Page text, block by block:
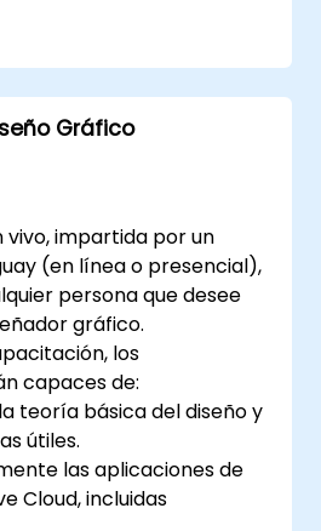
atractivos.
plantillas y paletas de
la coherencia y la
digital.
Gráfico
vivo, impartida por un
(en línea o presencial),
persona que desee
gráfico.
los
capaces de:
teoría básica del diseño y
útiles.
las aplicaciones de
Cloud, incluidas